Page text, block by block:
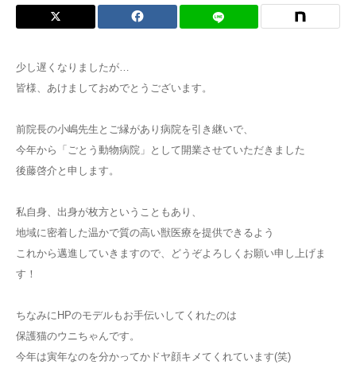
少し遅くなりましたが…
皆様、あけましておめでとうございます。
前院長の小嶋先生とご縁があり病院を引き継いで、
今年から「ごとう動物病院」として開業させていただきました
後藤啓介と申します。
私自身、出身が枚方ということもあり、
地域に密着した温かで質の高い獣医療を提供できるよう
これから邁進していきますので、どうぞよろしくお願い申し上げま
す！
ちなみにHPのモデルもお手伝いしてくれたのは
保護猫のウニちゃんです。
今年は寅年なのを分かってかドヤ顔キメてくれています(笑)
院内の様子
アクセス